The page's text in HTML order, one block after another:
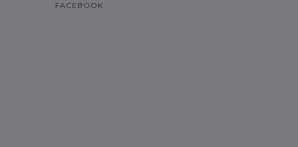
FACEBOOK